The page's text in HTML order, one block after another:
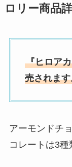
ロリー商品
『ヒロア
売されま
アーモンドチ
コレートは3種